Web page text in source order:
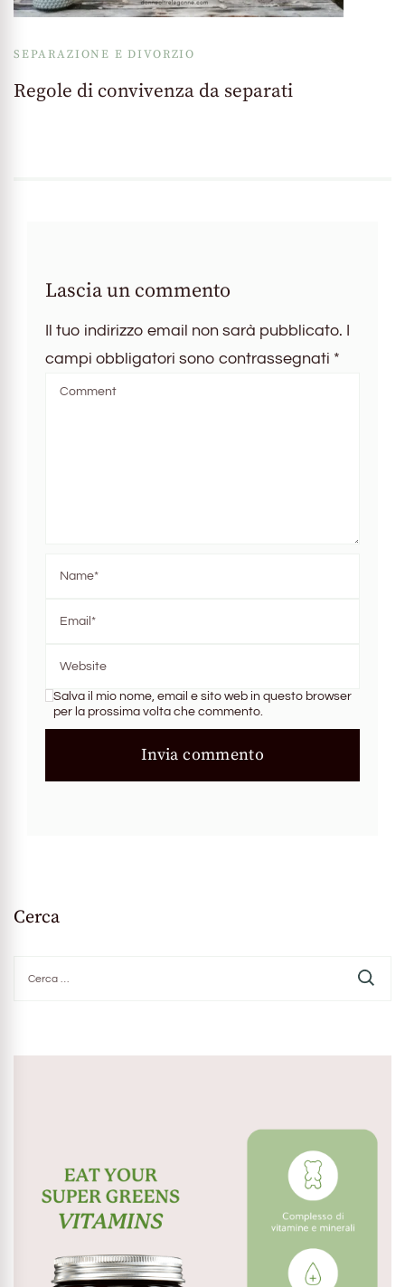
SEPARAZIONE E DIVORZIO
Regole di convivenza da separati
Lascia un commento
Il tuo indirizzo email non sarà pubblicato.
campi obbligatori sono contrassegnati *
Salva il mio nome, email e sito web in questo browser
per la prossima volta che commento.
Cerca
per: